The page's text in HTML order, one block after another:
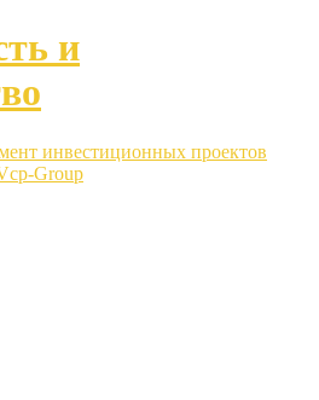
и
инвестиционных проектов
Group